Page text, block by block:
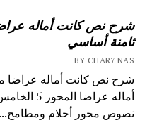
شرح نص كانت أماله
ثامنة أساسي
BY CHAR7 NAS
شرح نص كانت أماله عراضا
أماله
نصوص محور أحلام ومطامح...